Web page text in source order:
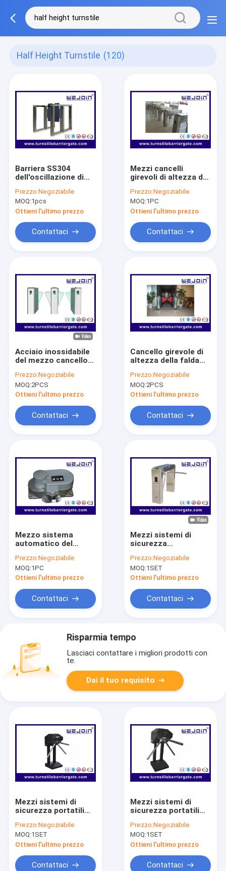
Half Height Turnstile (120)
Barriera SS304
dell'oscillazione di
portone del cancello
girevole di altezza
del certificato del CE
mezza
Prezzo:Negoziabile
MOQ:1pcs
Ottieni l'ultimo prezzo
Contattaci
Mezzi cancelli
girevoli di altezza del
astuto/cancelli
girevoli sistemi
automatici
Prezzo:Negoziabile
MOQ:1PC
Ottieni l'ultimo prezzo
Contattaci
Acciaio inossidabile
del mezzo cancello
della barriera della
falda del controllo di
accesso per la
Prezzo:Negoziabile
MOQ:2PCS
Ottieni l'ultimo prezzo
Contattaci
Cancello girevole di
altezza della falda
rilevazione
automatica
ritrattabile ad alta
barriera
Prezzo:Negoziabile
MOQ:2PCS
Ottieni l'ultimo prezzo
Contattaci
Mezzo sistema
automatico del
del cancello girevole
di altezza per
sicurezza, doppia
Prezzo:Negoziabile
MOQ:1PC
Ottieni l'ultimo prezzo
Contattaci
Mezzi sistemi di
sicurezza
portone dell'entrata
del cancello girevole
di altezza di
Prezzo:Negoziabile
MOQ:1SET
Ottieni l'ultimo prezzo
Contattaci
Risparmia tempo
Lasciaci contattare i migliori prodotti con
te.
Dai il tuo requisito
Mezzi sistemi di
sicurezza portatili
di altezza, controllo
di accesso pedonale
del portone
Prezzo:Negoziabile
MOQ:1SET
Ottieni l'ultimo prezzo
Contattaci
Mezzi sistemi di
sicurezza portatili
di altezza, controllo
di accesso pedonale
del portone
Prezzo:Negoziabile
MOQ:1SET
Ottieni l'ultimo prezzo
Contattaci